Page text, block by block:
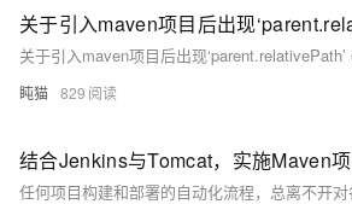
盹猫 829